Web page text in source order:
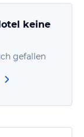
keine
gefallen